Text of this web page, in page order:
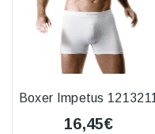
Boxer Impetus 1213211
16,45€